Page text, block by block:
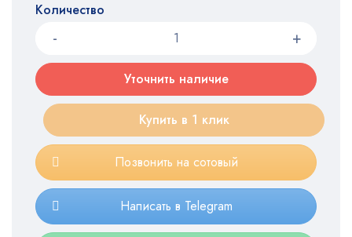
Количество
Уточнить наличие
Купить в 1 клик
Позвонить на сотовый
Написать в Telegram